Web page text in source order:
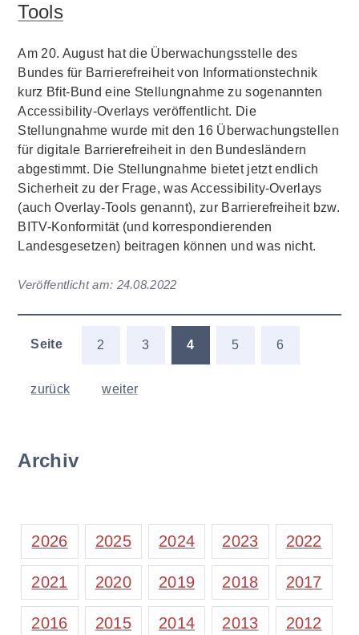
Tools
Am 20. August hat die Überwachungsstelle des
Bundes für Barrierefreiheit von Informationstechnik
kurz Bfit-Bund eine Stellungnahme zu sogenannten
Accessibility-Overlays veröffentlicht. Die
Stellungnahme wurde mit den 16 Überwachungstellen
für digitale Barrierefreiheit in den Bundesländern
abgestimmt. Die Stellungnahme bietet jetzt endlich
Sicherheit zu der Frage, was Accessibility-Overlays
(auch Overlay-Tools genannt), zur Barrierefreiheit bzw.
BITV-Konformität (und korrespondierenden
Landesgesetzen) beitragen können und was nicht.
Veröffentlicht am: 24.08.2022
Seite 2 3 4 5 6
zurück weiter
Archiv
2026 2025 2024 2023 2022
2021 2020 2019 2018 2017
2016 2015 2014 2013 2012